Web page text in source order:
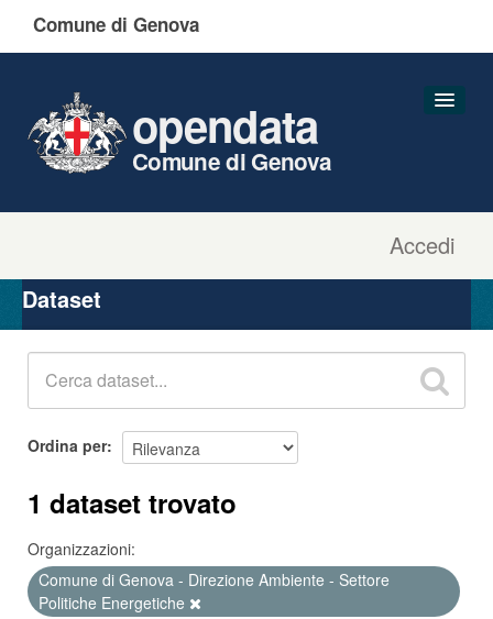
Comune di Genova
Accedi
opendata
Comune di Genova
Organizzazioni
Gruppi
Dataset
Ordina per
1 dataset trovato
Organizzazioni:
Comune di Genova - Direzione Ambiente - Settore
Politiche Energetiche